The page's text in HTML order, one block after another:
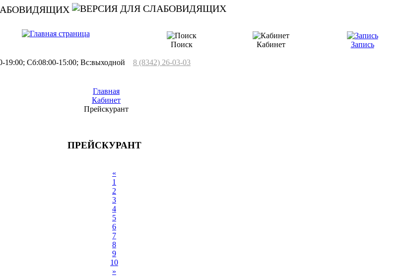
Поиск Кабинет Запись
19:00; Сб:08:00-15:00; Вс:выходной 8 (8342) 26-03-03
Главная
Кабинет
Прейскурант
ПРЕЙСКУРАНТ
«
1
2
3
4
5
6
7
8
9
10
»